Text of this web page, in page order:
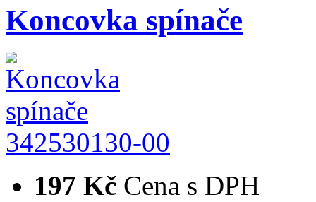
Koncovka spínače
342530130-00
197 Kč Cena s DPH